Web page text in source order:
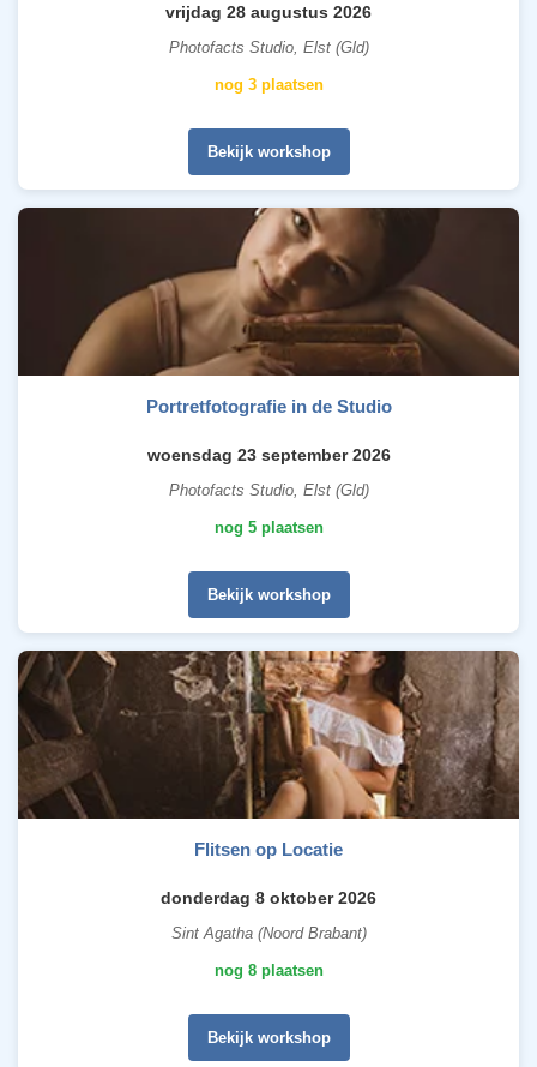
vrijdag 28 augustus 2026
Photofacts Studio, Elst (Gld)
nog 3 plaatsen
Bekijk workshop
Portretfotografie in de Studio
woensdag 23 september 2026
Photofacts Studio, Elst (Gld)
nog 5 plaatsen
Bekijk workshop
Flitsen op Locatie
donderdag 8 oktober 2026
Sint Agatha (Noord Brabant)
nog 8 plaatsen
Bekijk workshop